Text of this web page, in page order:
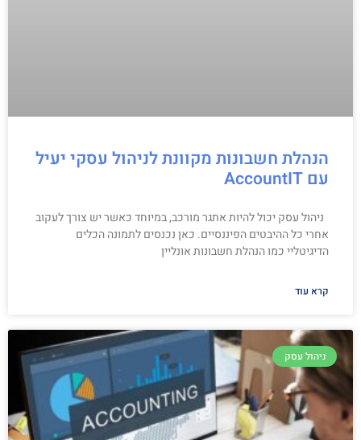
הנהלת חשבונות מקוונת לניהול עסקי יעיל
עם AccountIT
ניהול עסק יכול להיות אתגר מורכב, במיוחד כאשר יש צורך לעקוב
אחרי כל ההיבטים הפיננסיים. כאן נכנסים לתמונה הכלים
הדיגיטליי כמו הנהלת חשבונות אונליין
קרא עוד
ניהול עסק